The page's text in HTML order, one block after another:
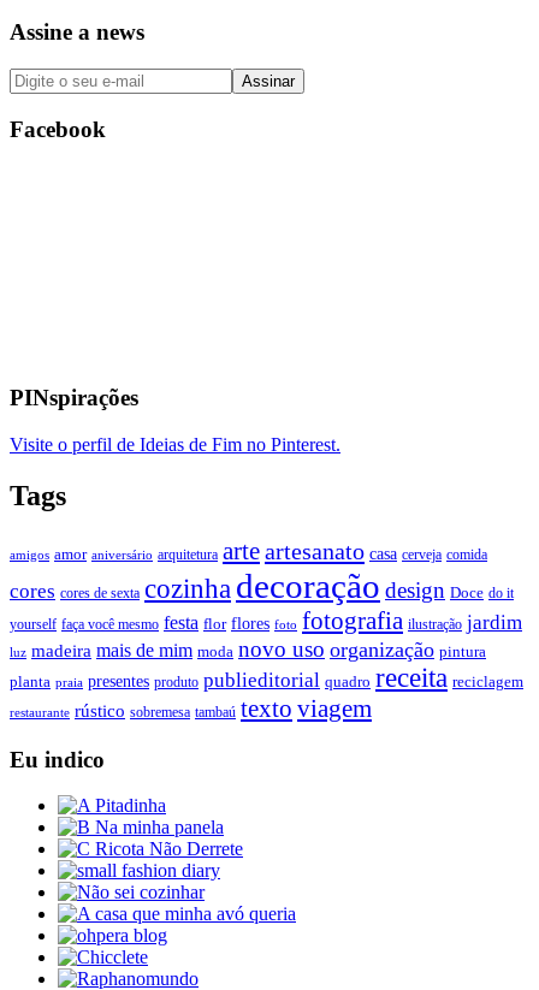
Assine a news
Facebook
PINspirações
Visite o perfil de Ideias de Fim no Pinterest.
Tags
amigos amor aniversário arquitetura arteartesanato casa cerveja comida
cores cores de sexta cozinha decoração design Doce do it
yourself faça você mesmo festa flor flores foto fotografia ilustração jardim
luz madeira mais de mim moda novo uso organização pintura
planta praia presentes produto publieditorial quadro receita reciclagem
restaurante rústico sobremesa tambaú texto viagem
Eu indico